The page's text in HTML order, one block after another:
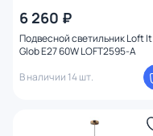
6 260 ₽
Подвесной светильник Loft It
Glob E27 60W LOFT2595-A
В наличии 14 шт.